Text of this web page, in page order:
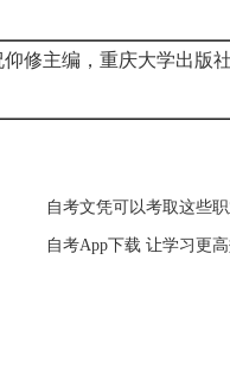
修主编，重庆大学出版社
自考文凭可以考取这些职
自考App下载 让学习更